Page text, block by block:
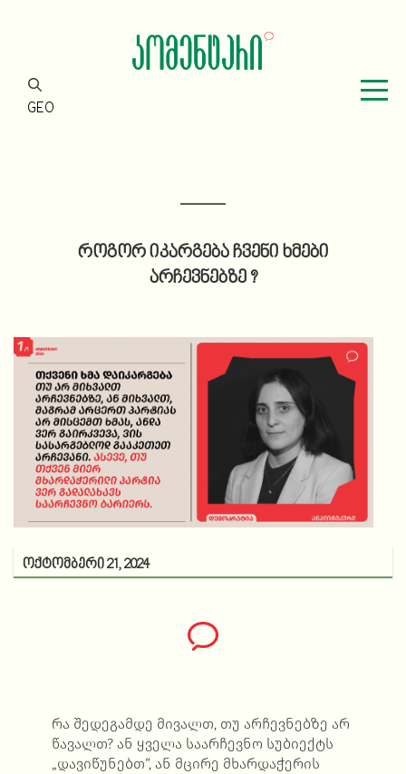
GEO
როგორ იკარგება ჩვენი ხმები
არჩევნებზე ?
ოქტომბერი 21, 2024
რა შედეგამდე მივალთ, თუ არჩევნებზე არ
წავალთ? ან ყველა საარჩევნო სუბიექტს
„დავიწუნებთ“, ან მცირე მხარდაჭერის